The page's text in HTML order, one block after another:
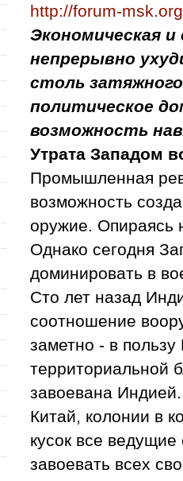
http://forum-
Экономическая
непрерывно
столь
политическое
возможность
Утрата Западом
Промышленная
возможность
оружие. Опираясь
Однако сегодня
доминировать в
Сто лет назад
соотношение
заметно - в
территориальной
завоевана Индией.
Китай, колонии в
кусок все
завоевать всех